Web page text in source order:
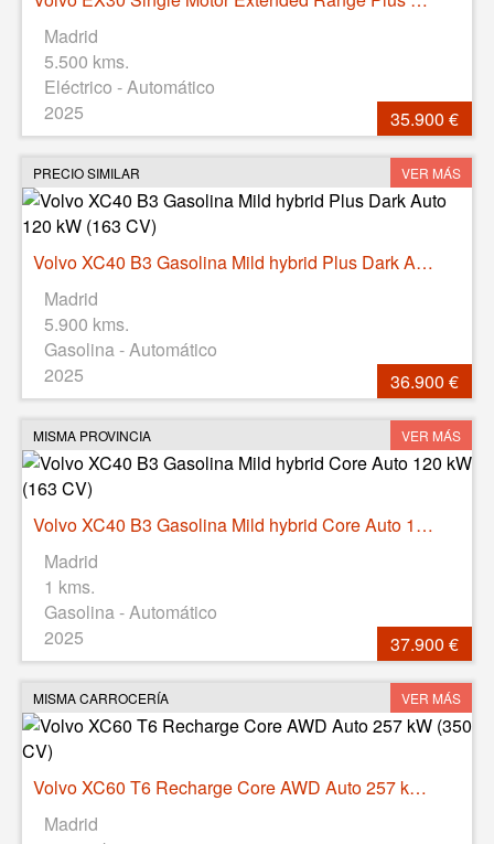
Madrid
5.500 kms.
Eléctrico - Automático
2025
35.900 €
PRECIO SIMILAR VER MÁS
Volvo XC40 B3 Gasolina Mild hybrid Plus Dark Auto 120 kW (163 CV)
Madrid
5.900 kms.
Gasolina - Automático
2025
36.900 €
MISMA PROVINCIA VER MÁS
Volvo XC40 B3 Gasolina Mild hybrid Core Auto 120 kW (163 CV)
Madrid
1 kms.
Gasolina - Automático
2025
37.900 €
MISMA CARROCERÍA VER MÁS
Volvo XC60 T6 Recharge Core AWD Auto 257 kW (350 CV)
Madrid